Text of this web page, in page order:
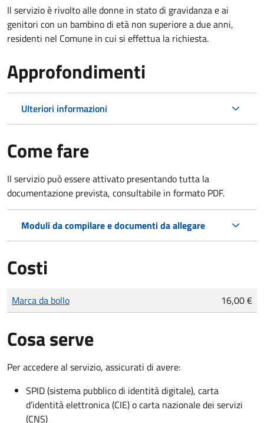
Il servizio è rivolto alle donne in stato di gravidanza e ai
genitori con un bambino di età non superiore a due anni,
residenti nel Comune in cui si effettua la richiesta.
Approfondimenti
Ulteriori informazioni
Come fare
Il servizio può essere attivato presentando tutta la
documentazione prevista, consultabile in formato PDF.
Moduli da compilare e documenti da allegare
Costi
Tipo di pagamento
Importo
Marca da bollo 16,00 €
Cosa serve
Per accedere al servizio, assicurati di avere:
SPID (sistema pubblico di identità digitale), carta
d’identità elettronica (CIE) o carta nazionale dei servizi
(CNS)